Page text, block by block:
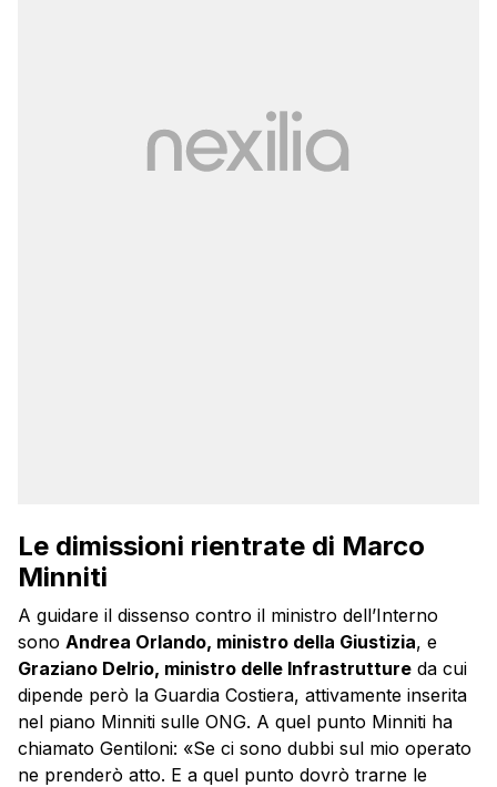
Le dimissioni rientrate di Marco
Minniti
A guidare il dissenso contro il ministro dell’Interno
sono Andrea Orlando, ministro della Giustizia, e
Graziano Delrio, ministro delle Infrastrutture da cui
dipende però la Guardia Costiera, attivamente inserita
nel piano Minniti sulle ONG. A quel punto Minniti ha
chiamato Gentiloni: «Se ci sono dubbi sul mio operato
ne prenderò atto. E a quel punto dovrò trarne le